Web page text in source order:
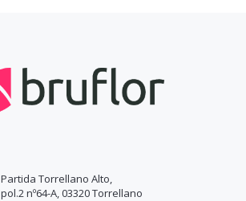
Partida Torrellano Alto,
pol.2 nº64-A, 03320 Torrellano